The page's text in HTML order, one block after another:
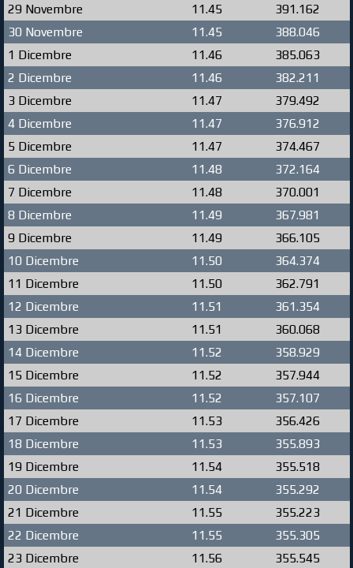
29 Novembre
11.45
391.162
30 Novembre
11.45
388.046
1 Dicembre
11.46
385.063
2 Dicembre
11.46
382.211
3 Dicembre
11.47
379.492
4 Dicembre
11.47
376.912
5 Dicembre
11.47
374.467
6 Dicembre
11.48
372.164
7 Dicembre
11.48
370.001
8 Dicembre
11.49
367.981
9 Dicembre
11.49
366.105
10 Dicembre
11.50
364.374
11 Dicembre
11.50
362.791
12 Dicembre
11.51
361.354
13 Dicembre
11.51
360.068
14 Dicembre
11.52
358.929
15 Dicembre
11.52
357.944
16 Dicembre
11.52
357.107
17 Dicembre
11.53
356.426
18 Dicembre
11.53
355.893
19 Dicembre
11.54
355.518
20 Dicembre
11.54
355.292
21 Dicembre
11.55
355.223
22 Dicembre
11.55
355.305
23 Dicembre
11.56
355.545